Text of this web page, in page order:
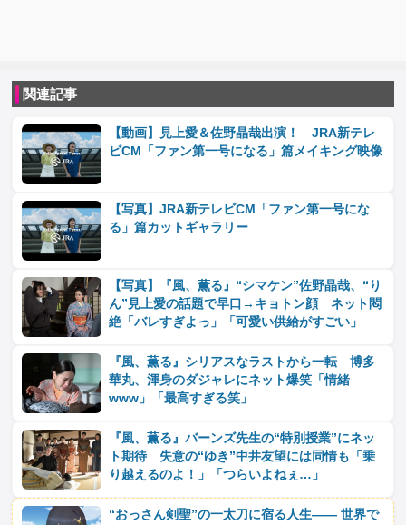
関連記事
【動画】見上愛＆佐野晶哉出演！ JRA新テレ
ビCM「ファン第一号になる」篇メイキング映像
【写真】JRA新テレビCM「ファン第一号にな
る」篇カットギャラリー
【写真】『風、薫る』“シマケン”佐野晶哉、“り
ん”見上愛の話題で早口→キョトン顔 ネット悶
絶「バレすぎよっ」「可愛い供給がすごい」
『風、薫る』シリアスなラストから一転 博多
華丸、渾身のダジャレにネット爆笑「情緒
www」「最高すぎる笑」
『風、薫る』バーンズ先生の“特別授業”にネッ
ト期待 失意の“ゆき”中井友望には同情も「乗
り越えるのよ！」「つらいよねぇ…」
“おっさん剣聖”の一太刀に宿る人生―― 世界で